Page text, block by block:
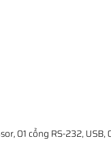
01 cổng RS-232,